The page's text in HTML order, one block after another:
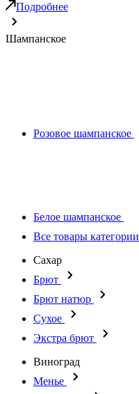
Подробнее
Шампанское
Розовое шампанское
Белое шампанское
Все товары категории
Сахар
Брют
Брют натюр
Сухое
Экстра брют
Виноград
Менье